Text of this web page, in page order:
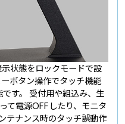
状態をロックモードで設
ボタン操作でタッチ機能
す。 受付用や組込み、生
て電源OFFしたり、モニタ
テナンス時のタッチ誤動作